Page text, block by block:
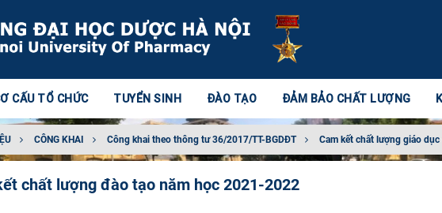
CẤU TỔ CHỨC TUYỂN SINH ĐÀO TẠO ĐẢM BẢO CHẤT LƯỢNG
CÔNG KHAI Công khai theo thông tư 36/2017/TT-BGDĐT Cam kết chất lượng giáo
chất lượng đào tạo năm học 2021-2022